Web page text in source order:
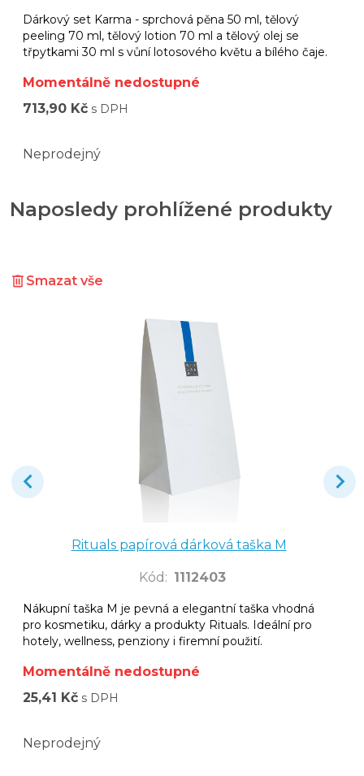
Dárkový set Karma - sprchová pěna 50 ml, tělový
peeling 70 ml, tělový lotion 70 ml a tělový olej se
třpytkami 30 ml s vůní lotosového květu a bílého čaje.
Momentálně nedostupné
713,90 Kč s DPH
Neprodejný
Naposledy prohlížené produkty
Smazat vše
Rituals papírová dárková taška M
Kód : 1112403
Nákupní taška M je pevná a elegantní taška vhodná
pro kosmetiku, dárky a produkty Rituals. Ideální pro
hotely, wellness, penziony i firemní použití.
Momentálně nedostupné
25,41 Kč s DPH
Neprodejný